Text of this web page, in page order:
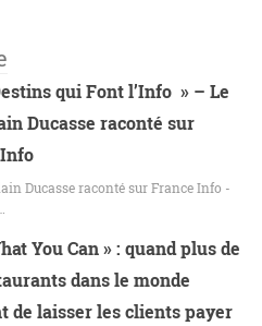
qui Font l’Info » – Le
Ducasse raconté sur
Ducasse raconté sur France Info -
You Can » : quand plus de
dans le monde
de laisser les clients payer